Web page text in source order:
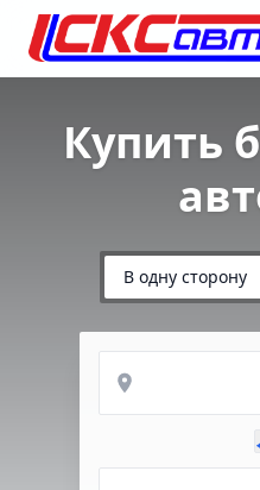
Купить
В одну сторону